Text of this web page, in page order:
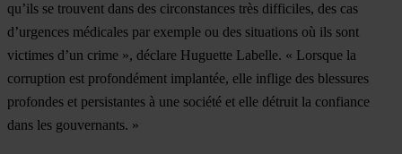
qu’ils se trouvent dans des circonstances très difficiles, des cas
d’urgences médicales par exemple ou des situations où ils sont
victimes d’un crime », déclare Huguette Labelle. « Lorsque la
corruption est profondément implantée, elle inflige des blessures
profondes et persistantes à une société et elle détruit la confiance
dans les gouvernants. »